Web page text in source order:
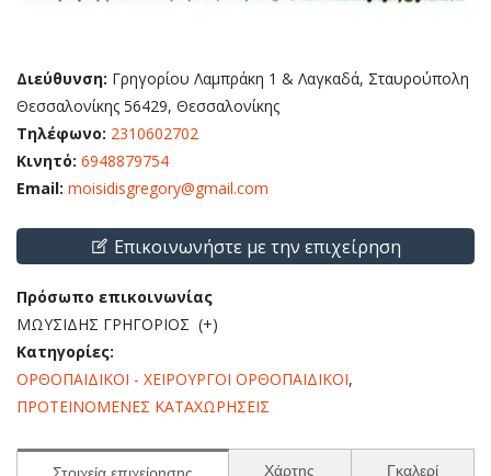
Διεύθυνση: Γρηγορίου Λαμπράκη 1 & Λαγκαδά, Σταυρούπολη
Θεσσαλονίκης 56429, Θεσσαλονίκης
Τηλέφωνο: 2310602702
Κινητό: 6948879754
Email: moisidisgregory@gmail.com
Επικοινωνήστε με την επιχείρηση
Πρόσωπο επικοινωνίας
ΜΩΥΣΙΔΗΣ ΓΡΗΓΟΡΙΟΣ (+)
Κατηγορίες:
ΟΡΘΟΠΑΙΔΙΚΟΙ - ΧΕΙΡΟΥΡΓΟΙ ΟΡΘΟΠΑΙΔΙΚΟΙ,
ΠΡΟΤΕΙΝΟΜΕΝΕΣ ΚΑΤΑΧΩΡΗΣΕΙΣ
Χάρτης Γκαλερί